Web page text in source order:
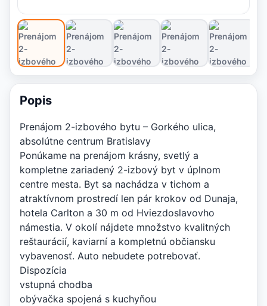
Popis
Prenájom 2-izbového bytu – Gorkého ulica,
absolútne centrum Bratislavy
Ponúkame na prenájom krásny, svetlý a
kompletne zariadený 2-izbový byt v úplnom
centre mesta. Byt sa nachádza v tichom a
atraktívnom prostredí len pár krokov od Dunaja,
hotela Carlton a 30 m od Hviezdoslavovho
námestia. V okolí nájdete množstvo kvalitných
reštaurácií, kaviarní a kompletnú občiansku
vybavenosť. Auto nebudete potrebovať.
Dispozícia
vstupná chodba
obývačka spojená s kuchyňou